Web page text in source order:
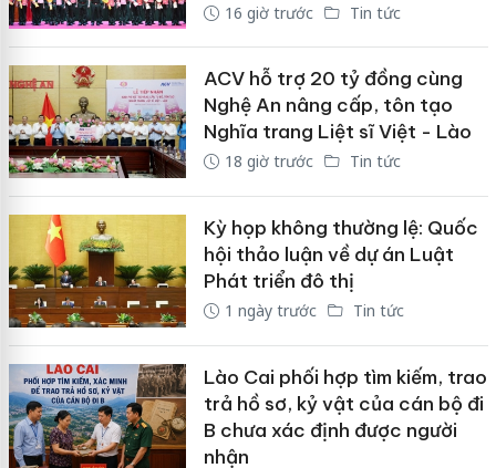
16 giờ trước Tin tức
ACV hỗ trợ 20 tỷ đồng cùng
Nghệ An nâng cấp, tôn tạo
Nghĩa trang Liệt sĩ Việt - Lào
18 giờ trước Tin tức
Kỳ họp không thường lệ: Quốc
hội thảo luận về dự án Luật
Phát triển đô thị
1 ngày trước Tin tức
Lào Cai phối hợp tìm kiếm, trao
trả hồ sơ, kỷ vật của cán bộ đi
B chưa xác định được người
nhận